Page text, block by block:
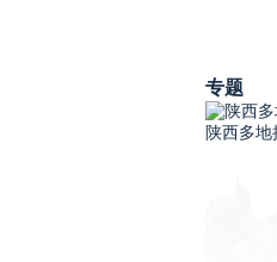
专题
陕西多